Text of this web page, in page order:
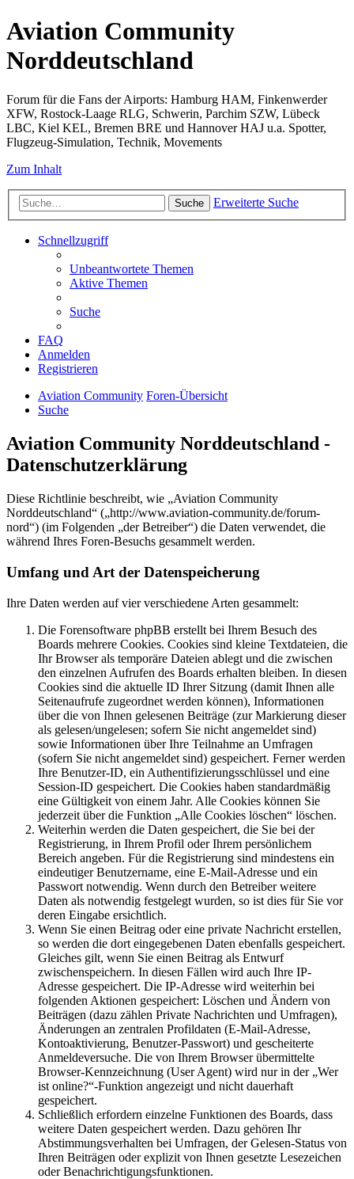
Aviation Community
Norddeutschland
Forum für die Fans der Airports: Hamburg HAM, Finkenwerder
XFW, Rostock-Laage RLG, Schwerin, Parchim SZW, Lübeck
LBC, Kiel KEL, Bremen BRE und Hannover HAJ u.a. Spotter,
Flugzeug-Simulation, Technik, Movements
Zum Inhalt
Suche Erweiterte Suche
Schnellzugriff
Unbeantwortete Themen
Aktive Themen
Suche
FAQ
Anmelden
Registrieren
Aviation Community Foren-Übersicht
Suche
Aviation Community Norddeutschland -
Datenschutzerklärung
Diese Richtlinie beschreibt, wie „Aviation Community
Norddeutschland“ („http://www.aviation-community.de/forum-
nord“) (im Folgenden „der Betreiber“) die Daten verwendet, die
während Ihres Foren-Besuchs gesammelt werden.
Umfang und Art der Datenspeicherung
Ihre Daten werden auf vier verschiedene Arten gesammelt:
Die Forensoftware phpBB erstellt bei Ihrem Besuch des
Boards mehrere Cookies. Cookies sind kleine Textdateien, die
Ihr Browser als temporäre Dateien ablegt und die zwischen
den einzelnen Aufrufen des Boards erhalten bleiben. In diesen
Cookies sind die aktuelle ID Ihrer Sitzung (damit Ihnen alle
Seitenaufrufe zugeordnet werden können), Informationen
über die von Ihnen gelesenen Beiträge (zur Markierung dieser
als gelesen/ungelesen; sofern Sie nicht angemeldet sind)
sowie Informationen über Ihre Teilnahme an Umfragen
(sofern Sie nicht angemeldet sind) gespeichert. Ferner werden
Ihre Benutzer-ID, ein Authentifizierungsschlüssel und eine
Session-ID gespeichert. Die Cookies haben standardmäßig
eine Gültigkeit von einem Jahr. Alle Cookies können Sie
jederzeit über die Funktion „Alle Cookies löschen“ löschen.
Weiterhin werden die Daten gespeichert, die Sie bei der
Registrierung, in Ihrem Profil oder Ihrem persönlichem
Bereich angeben. Für die Registrierung sind mindestens ein
eindeutiger Benutzername, eine E-Mail-Adresse und ein
Passwort notwendig. Wenn durch den Betreiber weitere
Daten als notwendig festgelegt wurden, so ist dies für Sie vor
deren Eingabe ersichtlich.
Wenn Sie einen Beitrag oder eine private Nachricht erstellen,
so werden die dort eingegebenen Daten ebenfalls gespeichert.
Gleiches gilt, wenn Sie einen Beitrag als Entwurf
zwischenspeichern. In diesen Fällen wird auch Ihre IP-
Adresse gespeichert. Die IP-Adresse wird weiterhin bei
folgenden Aktionen gespeichert: Löschen und Ändern von
Beiträgen (dazu zählen Private Nachrichten und Umfragen),
Änderungen an zentralen Profildaten (E-Mail-Adresse,
Kontoaktivierung, Benutzer-Passwort) und gescheiterte
Anmeldeversuche. Die von Ihrem Browser übermittelte
Browser-Kennzeichnung (User Agent) wird nur in der „Wer
ist online?“-Funktion angezeigt und nicht dauerhaft
gespeichert.
Schließlich erfordern einzelne Funktionen des Boards, dass
weitere Daten gespeichert werden. Dazu gehören Ihr
Abstimmungsverhalten bei Umfragen, der Gelesen-Status von
Ihren Beiträgen oder explizit von Ihnen gesetzte Lesezeichen
oder Benachrichtigungsfunktionen.